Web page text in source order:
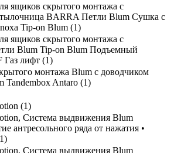
ящиков скрытого монтажа с
BARRA Петли Blum Сушка с
Tip-on Blum (1)
ящиков скрытого монтажа с
Blum Tip-on Blum Подъемный
Газ лифт (1)
монтажа Blum с доводчиком
Antaro (1)
(1)
Система выдвижения Blum
антресольного ряда от нажатия •
1)
Система выдвижения Blum